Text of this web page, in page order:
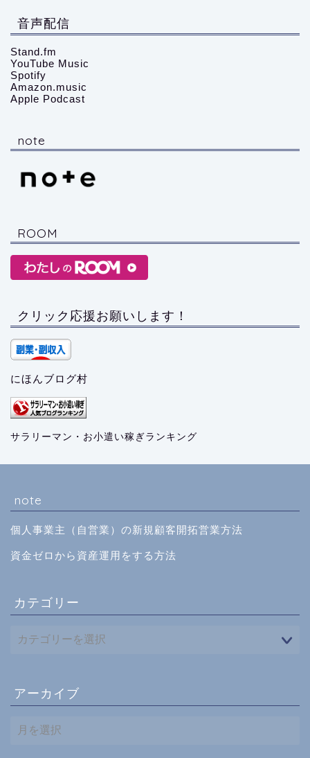
音声配信
Stand.fm
YouTube Music
Spotify
Amazon.music
Apple Podcast
note
ROOM
クリック応援お願いします！
にほんブログ村
サラリーマン・お小遣い稼ぎランキング
note
個人事業主（自営業）の新規顧客開拓営業方法
資金ゼロから資産運用をする方法
カテゴリー
アーカイブ
ー